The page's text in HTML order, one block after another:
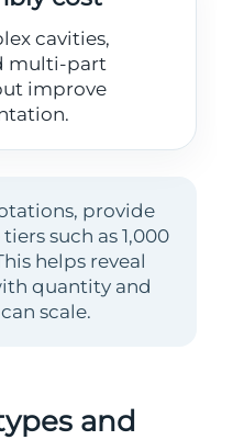
cavities,
multi-part
improve
provide
such as 1,000
helps reveal
quantity and
scale.
and